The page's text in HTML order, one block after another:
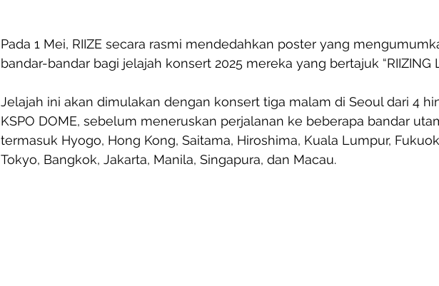
Pada 1 Mei, RIIZE secara rasmi mendedahkan poster yang
bandar-bandar bagi jelajah konsert 2025 mereka yang bertajuk “RIIZING
Jelajah ini akan dimulakan dengan konsert tiga malam di Seoul dari 4
KSPO DOME, sebelum meneruskan perjalanan ke beberapa bandar
termasuk Hyogo, Hong Kong, Saitama, Hiroshima, Kuala Lumpur,
Tokyo, Bangkok, Jakarta, Manila, Singapura, dan Macau.